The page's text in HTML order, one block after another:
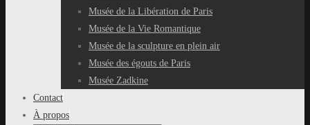
Musée de la Libération de Paris
Musée de la Vie Romantique
Musée de la sculpture en plein air
Musée des égouts de Paris
Musée Zadkine
Contact
À propos